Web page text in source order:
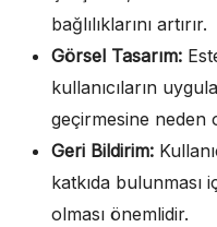
bağlılıklarını artırır.
Görsel Tasarım:
kullanıcıların
geçirmesine neden
Geri Bildirim:
katkıda bulunması
olması önemlidir.